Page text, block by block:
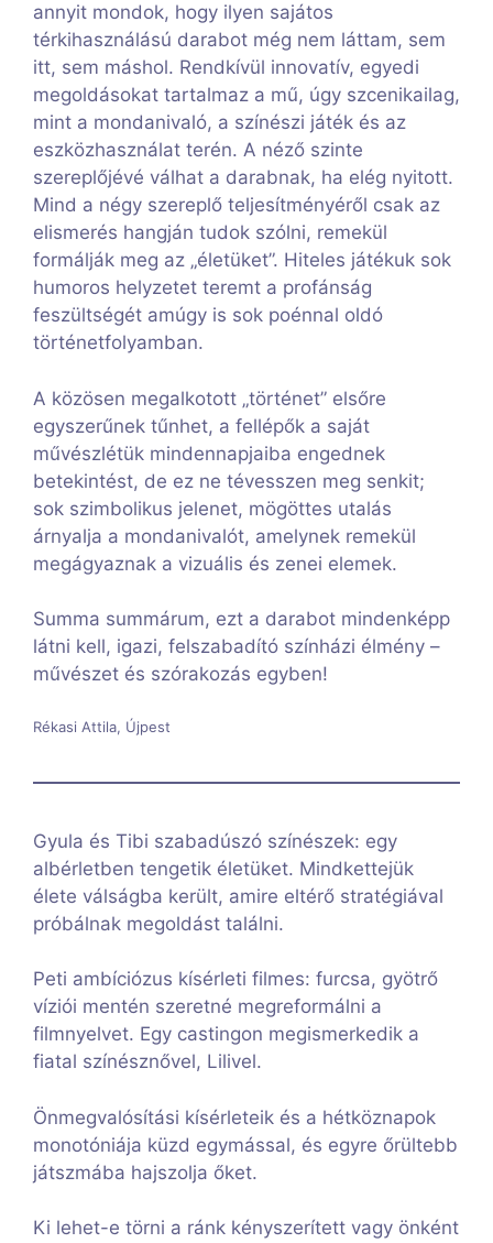
annyit mondok, hogy ilyen sajátos
térkihasználású darabot még nem láttam, sem
itt, sem máshol. Rendkívül innovatív, egyedi
megoldásokat tartalmaz a mű, úgy szcenikailag,
mint a mondanivaló, a színészi játék és az
eszközhasználat terén. A néző szinte
szereplőjévé válhat a darabnak, ha elég nyitott.
Mind a négy szereplő teljesítményéről csak az
elismerés hangján tudok szólni, remekül
formálják meg az „életüket”. Hiteles játékuk sok
humoros helyzetet teremt a profánság
feszültségét amúgy is sok poénnal oldó
történetfolyamban.
A közösen megalkotott „történet” elsőre
egyszerűnek tűnhet, a fellépők a saját
művészlétük mindennapjaiba engednek
betekintést, de ez ne tévesszen meg senkit;
sok szimbolikus jelenet, mögöttes utalás
árnyalja a mondanivalót, amelynek remekül
megágyaznak a vizuális és zenei elemek.
Summa summárum, ezt a darabot mindenképp
látni kell, igazi, felszabadító színházi élmény –
művészet és szórakozás egyben!
Rékasi Attila, Újpest
Gyula és Tibi szabadúszó színészek: egy
albérletben tengetik életüket. Mindkettejük
élete válságba került, amire eltérő stratégiával
próbálnak megoldást találni.
Peti ambíciózus kísérleti filmes: furcsa, gyötrő
víziói mentén szeretné megreformálni a
filmnyelvet. Egy castingon megismerkedik a
fiatal színésznővel, Lilivel.
Önmegvalósítási kísérleteik és a hétköznapok
monotóniája küzd egymással, és egyre őrültebb
játszmába hajszolja őket.
Ki lehet-e törni a ránk kényszerített vagy önként